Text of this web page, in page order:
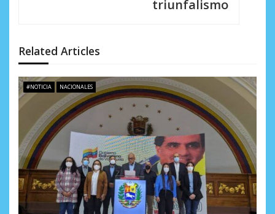
n
d
e
e
n
t
r
a
triunfalismo
Related Articles
#NOTICIA NACIONALES